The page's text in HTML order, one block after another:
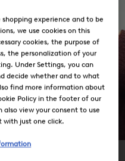
experience and to be
we use cookies on this
cookies, the purpose of
the personalization of your
Under Settings, you can
decide whether and to what
find more information about
Policy in the footer of our
also view your consent to use
with just one click.